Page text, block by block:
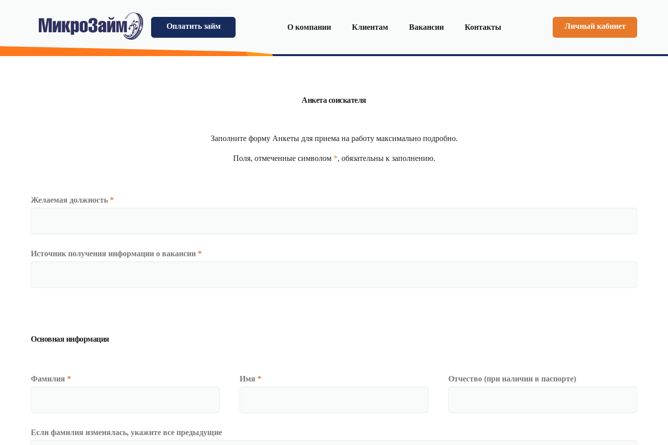
Оплатить займ О компании Клиентам Вакансии Контакты Личный кабинет
Анкета соискателя
Заполните форму Анкеты для приема на работу максимально подробно.
Поля, отмеченные символом *, обязательны к заполнению.
Желаемая должность *
Источник получения информации о вакансии *
Основная информация
Фамилия * Имя * Отчество (при наличии в паспорте)
Если фамилия изменялась, укажите все предыдущие